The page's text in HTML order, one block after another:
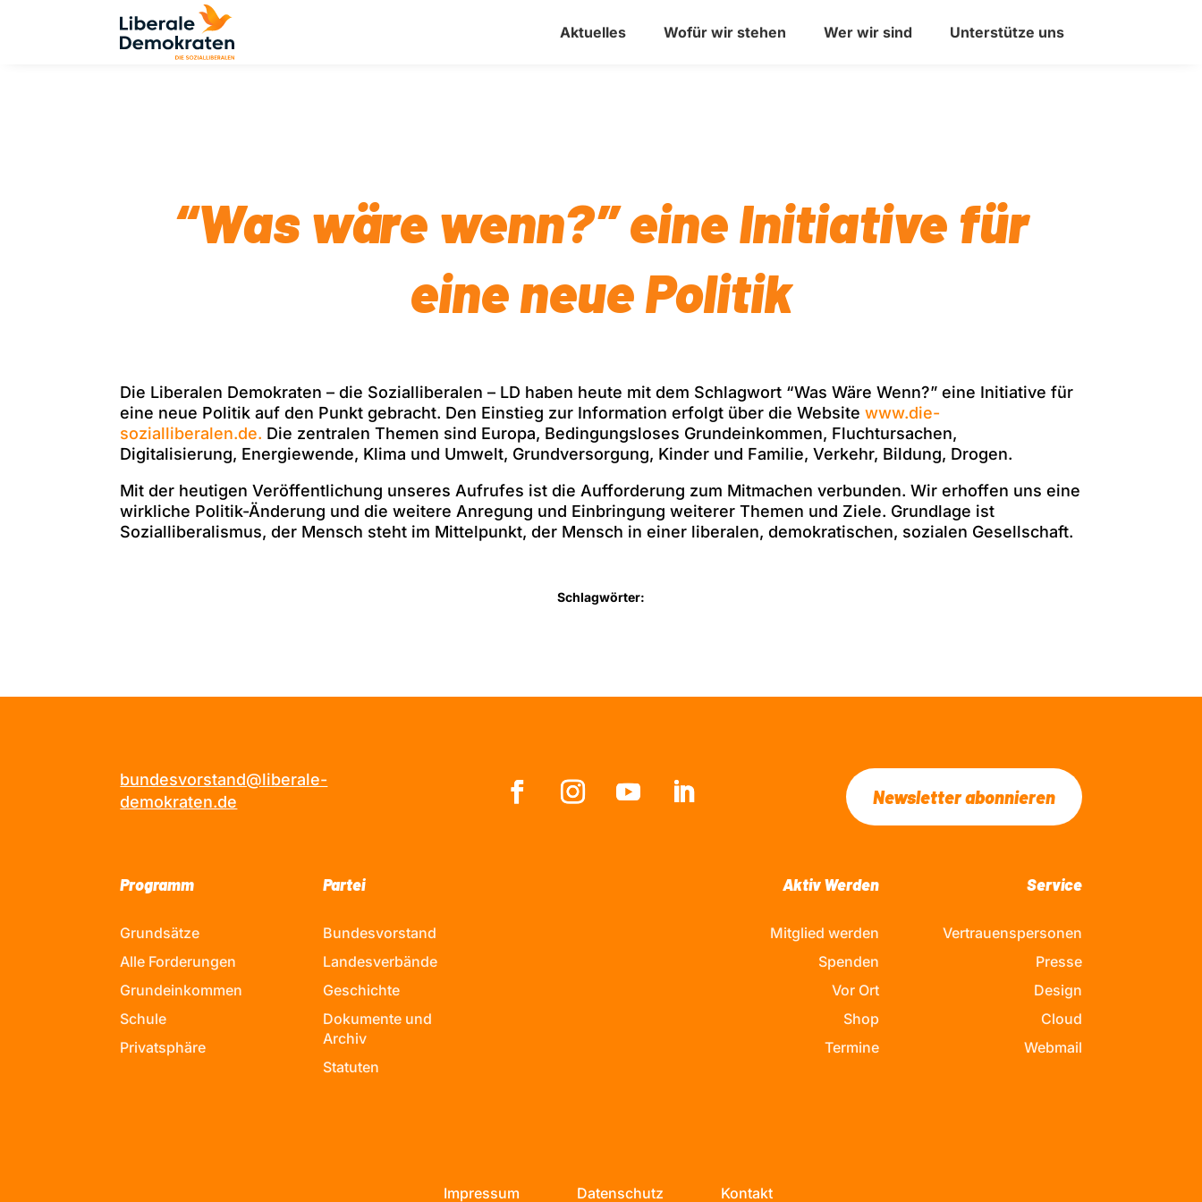
Aktuelles Wofür wir stehen Wer wir sind Unterstütze uns
“Was wäre wenn?” eine Initiative für
eine neue Politik
Die Liberalen Demokraten – die Sozialliberalen – LD haben heute mit dem Schlagwort “Was Wäre Wenn?” eine Initiative für
eine neue Politik auf den Punkt gebracht. Den Einstieg zur Information erfolgt über die Websitewww.die-
sozialliberalen.de. Die zentralen Themen sind Europa, Bedingungsloses Grundeinkommen, Fluchtursachen,
Digitalisierung, Energiewende, Klima und Umwelt, Grundversorgung, Kinder und Familie, Verkehr, Bildung, Drogen.
Mit der heutigen Veröffentlichung unseres Aufrufes ist die Aufforderung zum Mitmachen verbunden. Wir erhoffen uns eine
wirkliche Politik-Änderung und die weitere Anregung und Einbringung weiterer Themen und Ziele. Grundlage ist
Sozialliberalismus, der Mensch steht im Mittelpunkt, der Mensch in einer liberalen, demokratischen, sozialen Gesellschaft.
Schlagwörter:
bundesvorstand@liberale-
demokraten.de
Newsletter abonnieren
Programm
Grundsätze
Alle Forderungen
Grundeinkommen
Schule
Privatsphäre
Partei
Bundesvorstand
Landesverbände
Geschichte
Dokumente und
Archiv
Statuten
Aktiv Werden
Mitglied werden
Spenden
Vor Ort
Shop
Termine
Service
Vertrauenspersonen
Presse
Design
Cloud
Webmail
Impressum Datenschutz Kontakt